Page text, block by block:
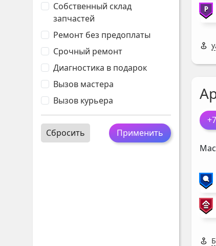
Собственный склад
запчастей
Ремонт без предоплаты
Срочный ремонт
Диагностика в подарок
Вызов мастера
Вызов курьера
Применить
Сбросить